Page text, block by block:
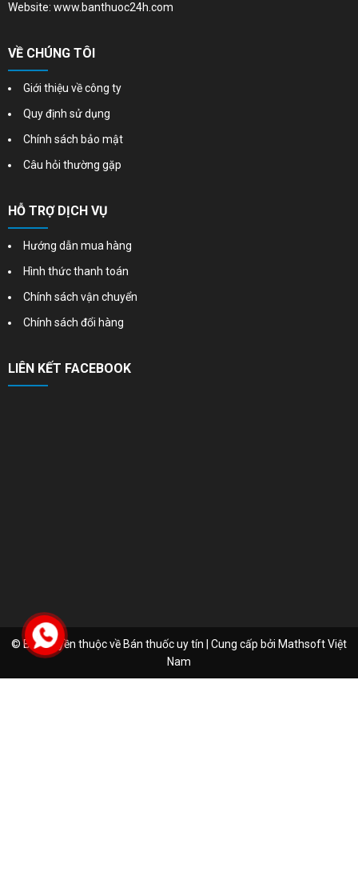
Website: www.banthuoc24h.com
VỀ CHÚNG TÔI
Giới thiệu về công ty
Quy định sử dụng
Chính sách bảo mật
Câu hỏi thường gặp
HỖ TRỢ DỊCH VỤ
Hướng dẫn mua hàng
Hình thức thanh toán
Chính sách vận chuyển
Chính sách đổi hàng
LIÊN KẾT FACEBOOK
© Bản quyền thuộc về Bán thuốc uy tín | Cung cấp bởi Mathsoft Việt
Nam